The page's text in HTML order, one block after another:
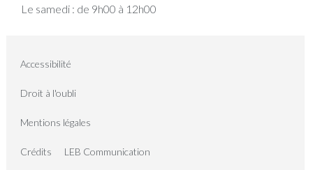
Le samedi : de 9h00 à 12h00
Accessibilité
Droit à l'oubli
Mentions légales
Crédits LEB Communication